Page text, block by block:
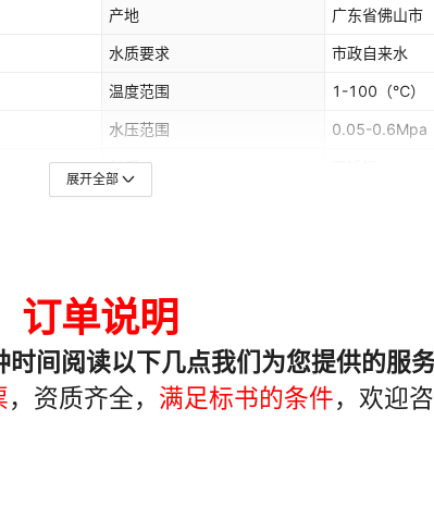
产地 广东省佛山市
水质要求 市政自来水
温度范围 1-100 （℃）
水压范围 0.05-0.6Mpa
材质
最快出货时间
售后服务 全国联保
包装清单 说明说 产品指
展开全部